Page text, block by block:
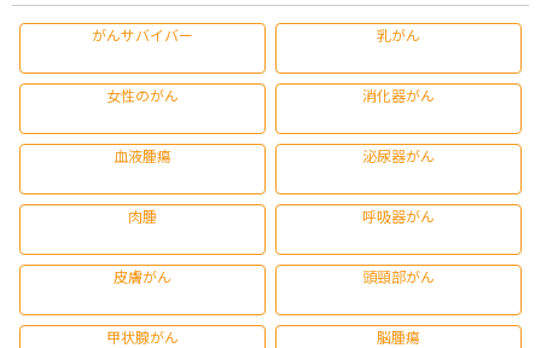
がんサバイバー 乳がん
女性のがん 消化器がん
血液腫瘍 泌尿器がん
肉腫 呼吸器がん
皮膚がん 頭頸部がん
甲状腺がん 脳腫瘍